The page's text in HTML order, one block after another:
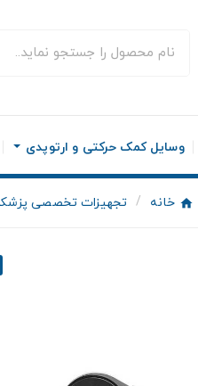
وسایل کمک حرکتی و ارتوپدی
خانه تجهیزات تخصصی